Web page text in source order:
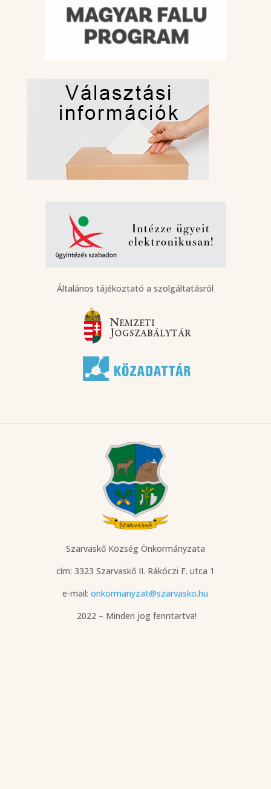
Általános tájékoztató a szolgáltatásról
Szarvaskő Község Önkormányzata
cím: 3323 Szarvaskő II. Rákóczi F. utca 1
e-mail:onkormanyzat@szarvasko.hu
2022 – Minden jog fenntartva!